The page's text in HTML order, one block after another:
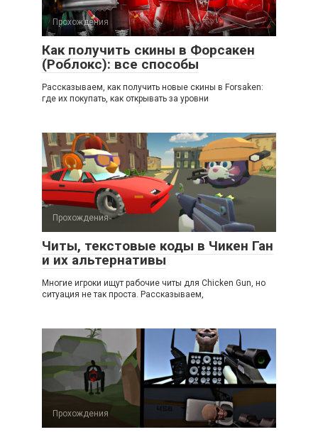
Прохождения
Как получить скины в Форсакен
(Роблокс): все способы
Рассказываем, как получить новые скины в Forsaken:
где их покупать, как открывать за уровни
Прохождения
Читы, текстовые коды в Чикен Ган
и их альтернативы
Многие игроки ищут рабочие читы для Chicken Gun, но
ситуация не так проста. Рассказываем,
Прохождения